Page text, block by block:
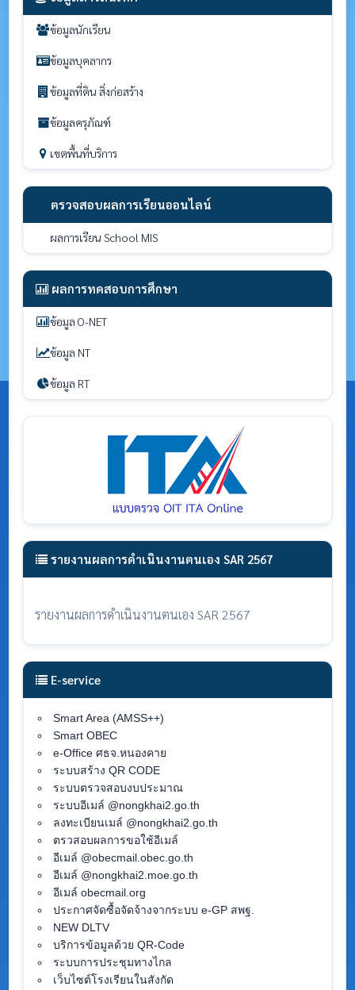
ข้อมูลนักเรียน
ข้อมูลบุคลากร
ข้อมูลที่ดิน สิ่งก่อสร้าง
ข้อมูลครุภัณฑ์
เขตพื้นที่บริการ
ตรวจสอบผลการเรียนออนไลน์
ผลการเรียน School MIS
ผลการทดสอบการศึกษา
ข้อมูล O-NET
ข้อมูล NT
ข้อมูล RT
รายงานผลการดำเนินงานตนเอง SAR 2567
รายงานผลการดำเนินงานตนเอง SAR 2567
E-service
Smart Area (AMSS++)
Smart OBEC
e-Office ศธจ.หนองคาย
ระบบสร้าง QR CODE
ระบบตรวจสอบงบประมาณ
ระบบอีเมล์ @nongkhai2.go.th
ลงทะเบียนเมล์ @nongkhai2.go.th
ตรวสอบผลการขอใช้อีเมล์
อีเมล์ @obecmail.obec.go.th
อีเมล์ @nongkhai2.moe.go.th
อีเมล์ obecmail.org
ประกาศจัดซื้อจัดจ้างจากระบบ e-GP สพฐ.
NEW DLTV
บริการข้อมูลด้วย QR-Code
ระบบการประชุมทางไกล
เว็บไซต์โรงเรียนในสังกัด